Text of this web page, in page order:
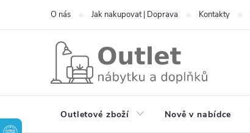
O nás Jak nakupovat | Doprava Kontakty
Outletové zboží Nově v nabídce